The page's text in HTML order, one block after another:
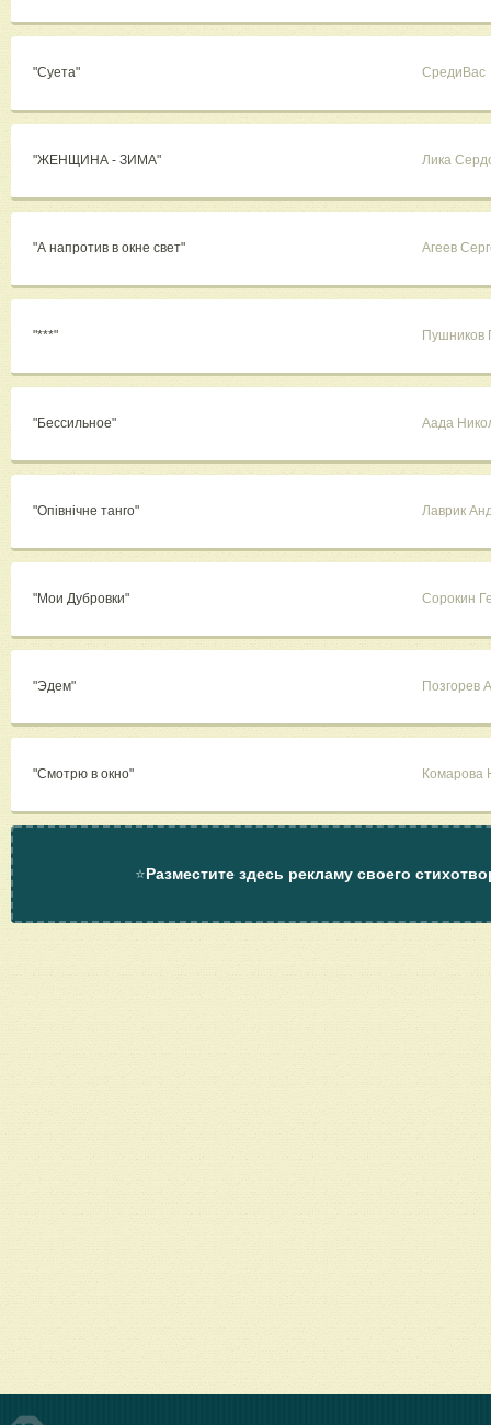
"Суета" СредиВас
"ЖЕНЩИНА - ЗИМА" Лика
"А напротив в окне свет" Агеев
"***" Пушников
"Бессильное" Аада
"Опівнічне танго" Лаврик
"Мои Дубровки" Сорокин
"Эдем" Позгорев
"Смотрю в окно" Комарова
⭐Разместите здесь рекламу своего